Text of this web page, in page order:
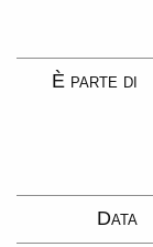
È parte di
Data